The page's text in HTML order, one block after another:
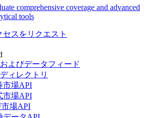
comprehensive coverage and advanced
tools
セスをリクエスト
よびデータフィード
ィレクトリ
市場API
市場API
市場API